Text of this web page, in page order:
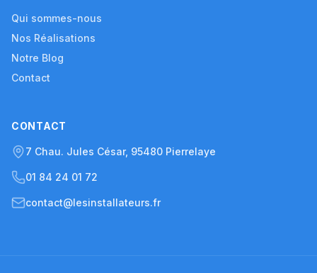
Qui sommes-nous
Nos Réalisations
Notre Blog
Contact
CONTACT
7 Chau. Jules César, 95480 Pierrelaye
01 84 24 01 72
contact@lesinstallateurs.fr